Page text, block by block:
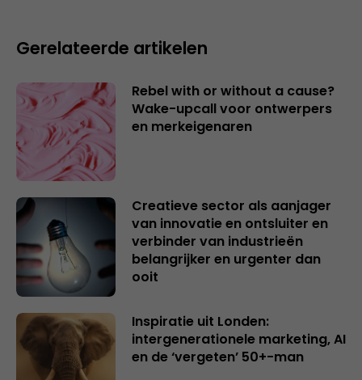
Gerelateerde artikelen
Rebel with or without a cause?
Wake-upcall voor ontwerpers
en merkeigenaren
Creatieve sector als aanjager
van innovatie en ontsluiter en
verbinder van industrieën
belangrijker en urgenter dan
ooit
Inspiratie uit Londen:
intergenerationele marketing, AI
en de ‘vergeten’ 50+-man